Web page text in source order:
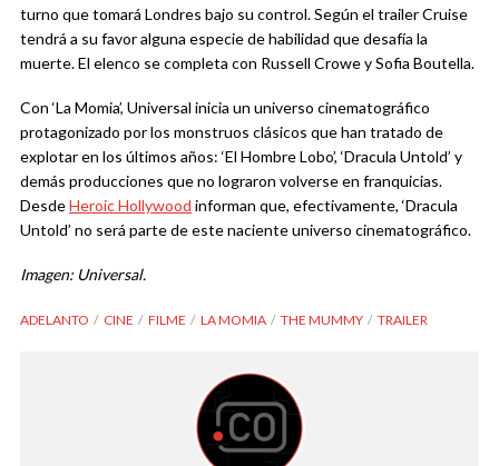
turno que tomará Londres bajo su control. Según el trailer Cruise
tendrá a su favor alguna especie de habilidad que desafía la
muerte. El elenco se completa con Russell Crowe y Sofia Boutella.
Con ‘La Momia’, Universal inicia un universo cinematográfico
protagonizado por los monstruos clásicos que han tratado de
explotar en los últimos años: ‘El Hombre Lobo’, ‘Dracula Untold’ y
demás producciones que no lograron volverse en franquicias.
DesdeHeroic Hollywood informan que, efectivamente, ‘Dracula
Untold’ no será parte de este naciente universo cinematográfico.
Imagen: Universal.
ADELANTO CINE FILME LA MOMIA THE MUMMY TRAILER